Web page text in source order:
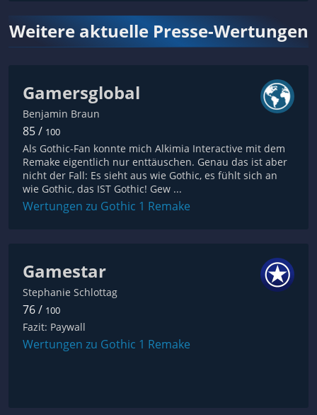
Weitere aktuelle Presse-Wertungen
Gamersglobal
Benjamin Braun
85 / 100
Als Gothic-Fan konnte mich Alkimia Interactive mit dem
Remake eigentlich nur enttäuschen. Genau das ist aber
nicht der Fall: Es sieht aus wie Gothic, es fühlt sich an
wie Gothic, das IST Gothic! Gew ...
Wertungen zu Gothic 1 Remake
Gamestar
Stephanie Schlottag
76 / 100
Fazit: Paywall
Wertungen zu Gothic 1 Remake